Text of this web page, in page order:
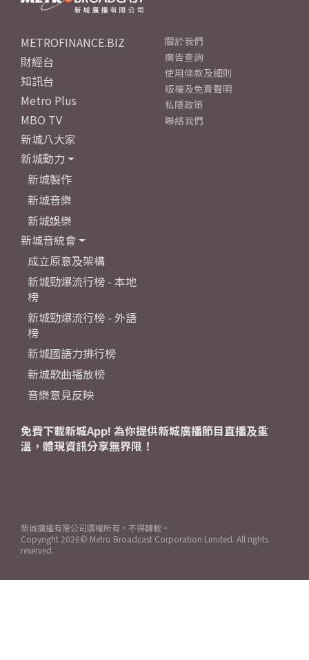
METROFINANCE.BIZ
財經台
知訊台
Metro Plus
MBO TV
新城八大家
新城動力
新城製作
新城音樂
新城娛樂
新城音統會
成立原意及架構
新城勁爆流行榜 - 本地
榜
新城勁爆流行榜 - 外語
榜
新城國語力排行榜
新城歌曲播放榜
音樂意見反映
關於我們
廣告查詢
使用條款及細則
版權及免責聲明
私隱政策
聯絡我們
免費下載新城App! 為你提供新城廣播節目直播及重
溫，體現資訊分享無界限！
新城廣播有限公司版權所有，不得轉載。
Copyright 2026© Metro Broadcast Corporation Limited. All rights
reserved.